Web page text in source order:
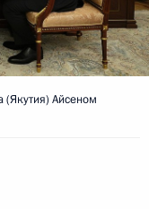
(Якутия) Айсеном